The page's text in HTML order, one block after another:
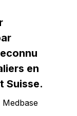
en
Suisse.
Medbase